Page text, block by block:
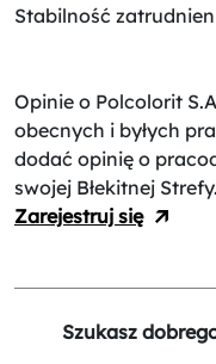
Stabilność
Opinie o Polcolorit
obecnych i byłych
dodać opinię o
swojej Błekitnej
Zarejestruj się
Szukasz